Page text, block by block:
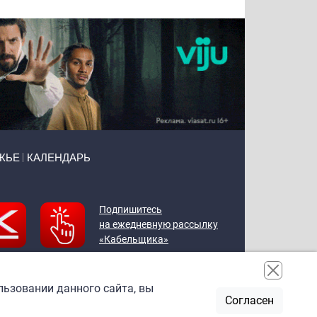
КАЛЕНДАРЬ
Подпишитесь
на ежедневную рассылку
«Кабельщика»
данного сайта, вы
Согласен